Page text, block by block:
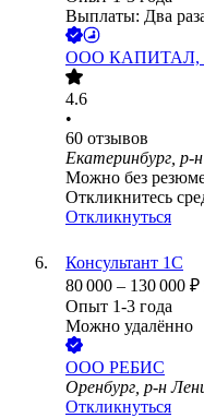
Выплаты: Два
ООО КАПИТАЛ,
4.6
•
60 отзывов
Екатеринбург, р-
Можно без
Откликнитесь
Откликнуться
Консультант 1С
80 000 – 130 000 ₽
Опыт 1-3 года
Можно удалённо
ООО РЕБИС
Оренбург, р-н
Откликнуться